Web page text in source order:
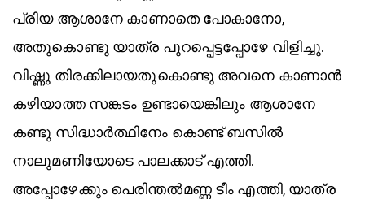
പ്രിയ ആശാനേ കാണാതെ പോകാനോ,
അതുകൊണ്ടു യാത്ര പുറപ്പെട്ടപ്പോഴേ വിളിച്ചു.
വിഷ്ണു തിരക്കിലായതുകൊണ്ടു അവനെ കാണാൻ
കഴിയാത്ത സങ്കടം ഉണ്ടായെങ്കിലും ആശാനേ
കണ്ടു സിദ്ധാർത്ഥിനേം കൊണ്ട് ബസിൽ
നാലുമണിയോടെ പാലക്കാട് എത്തി.
അപ്പോഴേക്കും പെരിന്തൽമണ്ണ ടീം എത്തി, യാത്ര